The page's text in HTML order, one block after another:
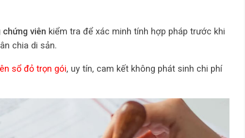
chứng viên kiểm tra để xác minh tính hợp pháp trước khi
chia di sản.
sổ đỏ trọn gói, uy tín, cam kết không phát sinh chi phí